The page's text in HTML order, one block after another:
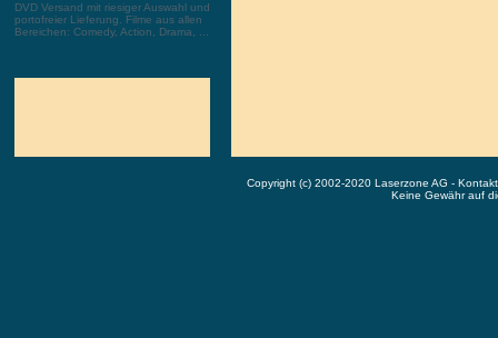
DVD Versand mit riesiger Auswahl und
portofreier Lieferung. Filme aus allen
Bereichen: Comedy, Action, Drama, ...
Copyright (c) 2002-2020 Laserzone AG -
Keine Gewähr auf